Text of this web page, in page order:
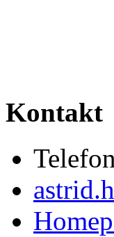
Kontakt